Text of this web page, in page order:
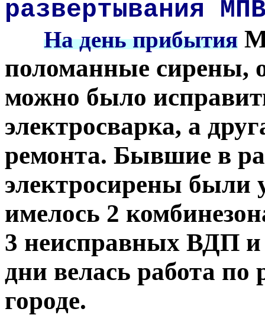
развертывания
На день прибытия
поломанные сирены,
можно было
электросварка, а
ремонта. Бывшие в
электросирены были
имелось 2
3 неисправных ВДП
дни велась работа
городе.